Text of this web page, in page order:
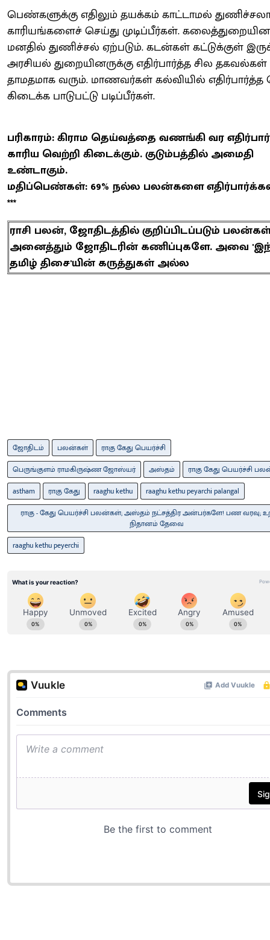
பெண்களுக்கு எதிலும் தயக்கம் காட்டாமல்
காரியங்களைச் செய்து முடிப்பீர்கள்.
மனதில் துணிச்சல் ஏற்படும். கடன்கள் கட்டுக்குள்
அரசியல் துறையினருக்கு எதிர்பார்த்த சில தகவல்கள்
தாமதமாக வரும். மாணவர்கள் கல்வியில் எதிர்பார்த்த
கிடைக்க பாடுபட்டு படிப்பீர்கள்.
பரிகாரம்: கிராம தெய்வத்தை வணங்கி வர
காரிய வெற்றி கிடைக்கும். குடும்பத்தில் அமைதி
உண்டாகும்.
மதிப்பெண்கள்: 69% நல்ல பலன்களை
***
ராசி பலன், ஜோதிடத்தில் குறிப்பிடப்படும்
அனைத்தும் ஜோதிடரின் கணிப்புகளே. அவை
தமிழ் திசை'யின் கருத்துகள் அல்ல
ஜோதிடம் பலன்கள்
ராகு கேது பெயர்ச்சி
பெருங்குளம் ராமகிருஷ்ண ஜோஸ்யர்
அஸ்தம்
ராகு கேது பெயர்ச்சி
astham
ராகு கேது raaghu kethu
raaghu kethu peyarchi palangal
ராகு - கேது பெயர்ச்சி பலன்கள்; அஸ்தம் நட்சத்திர அன்பர்களே! பண வரவு;
நிதானம் தேவை
raaghu kethu peyerchi